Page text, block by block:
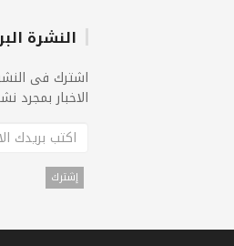
النشرة
اشترك فى
الاخبار بمجرد